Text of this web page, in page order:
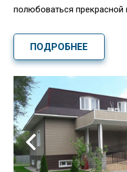
полюбоваться прекрасной
ПОДРОБНЕЕ